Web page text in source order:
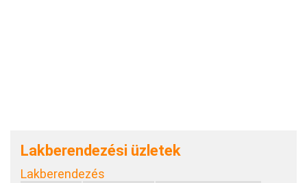
Lakberendezési üzletek
Lakberendezés